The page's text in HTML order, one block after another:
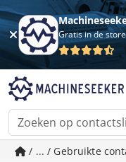
Gratis in de store
/ ... / Gebruikte